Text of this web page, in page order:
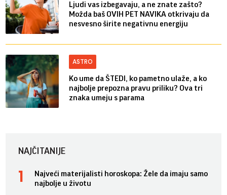
Ljudi vas izbegavaju, a ne znate zašto?
Možda baš OVIH PET NAVIKA otkrivaju da
nesvesno širite negativnu energiju
ASTRO
Ko ume da ŠTEDI, ko pametno ulaže, a ko
najbolje prepozna pravu priliku? Ova tri
znaka umeju s parama
NAJČITANIJE
Najveći materijalisti horoskopa: Žele da imaju samo
najbolje u životu